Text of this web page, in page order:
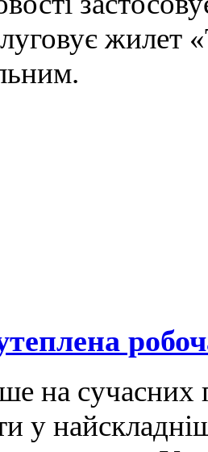
жилет
на сучасних
у